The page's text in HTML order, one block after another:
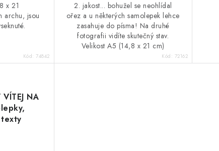
x 21
archu, jsou
Kód:74842
2. jakost... bohužel se neohlídal
ořez a u některých samolepek lehce
zasahuje do písma! Na druhé
fotografii vidíte skutečný stav.
Velikost A5 (14,8 x 21 cm)
Kód: 72162
NA
texty